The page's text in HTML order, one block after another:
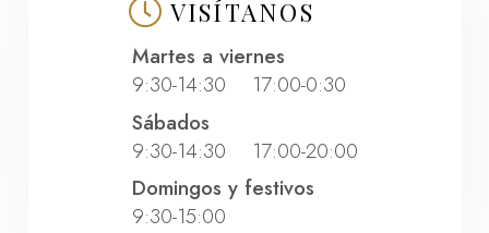
VISÍTANOS
Martes a viernes
9:30-14:30 17:00-0:30
Sábados
9:30-14:30 17:00-20:00
Domingos y festivos
9:30-15:00